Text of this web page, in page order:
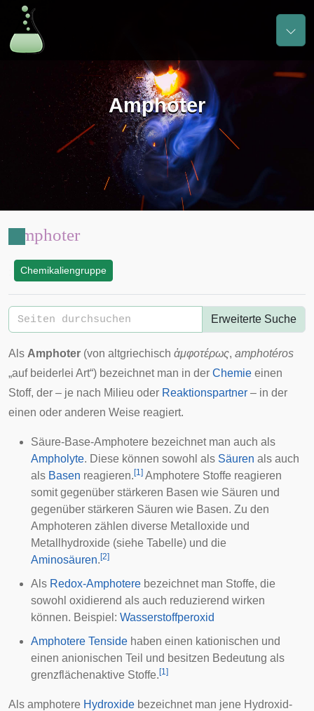
Amphoter
Amphoter
Chemikaliengruppe
Erweiterte Suche
Als Amphoter (von altgriechisch ἀμφοτέρως, amphotéros
„auf beiderlei Art“) bezeichnet man in der Chemie einen
Stoff, der – je nach Milieu oder Reaktionspartner – in der
einen oder anderen Weise reagiert.
Säure-Base-Amphotere bezeichnet man auch als
Ampholyte. Diese können sowohl als Säuren als auch
als Basen reagieren. [1] Amphotere Stoffe reagieren
somit gegenüber stärkeren Basen wie Säuren und
gegenüber stärkeren Säuren wie Basen. Zu den
Amphoteren zählen diverse Metalloxide und
Metallhydroxide (siehe Tabelle) und die
Aminosäuren. [2]
Als Redox-Amphotere bezeichnet man Stoffe, die
sowohl oxidierend als auch reduzierend wirken
können. Beispiel: Wasserstoffperoxid
Amphotere Tenside haben einen kationischen und
einen anionischen Teil und besitzen Bedeutung als
grenzflächenaktive Stoffe. [1]
Als amphotere Hydroxide bezeichnet man jene Hydroxid-